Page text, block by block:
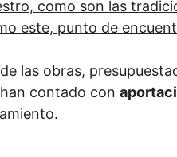
como son las
este, punto de
las obras,
contado con